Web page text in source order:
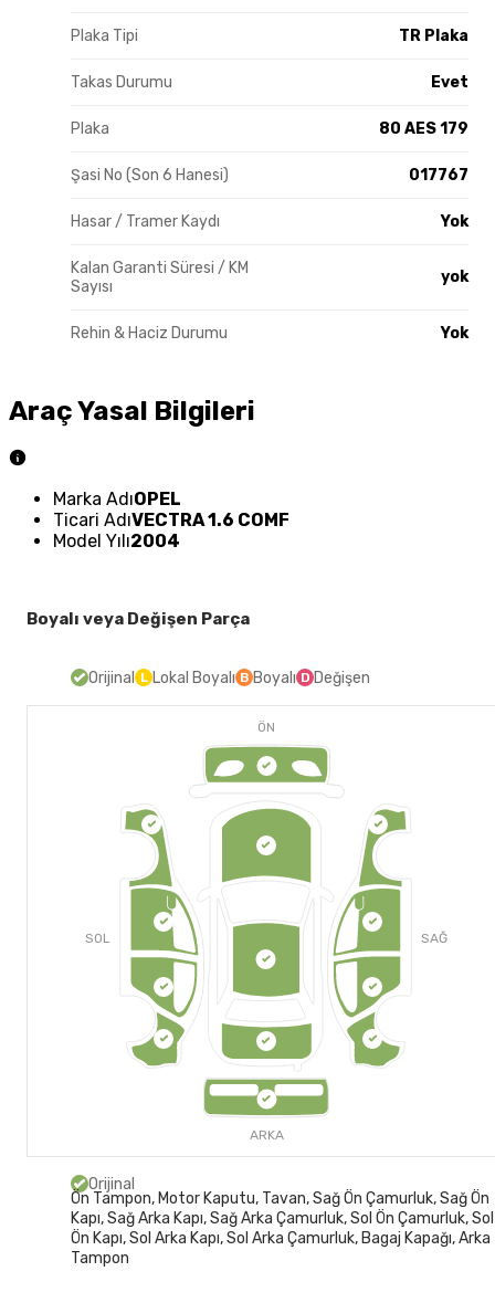
Plaka Tipi TR Plaka
Takas Durumu Evet
Plaka 80 AES 179
Şasi No (Son 6 Hanesi) 017767
Hasar / Tramer Kaydı Yok
Kalan Garanti Süresi / KM
Sayısı
yok
Rehin & Haciz Durumu Yok
Araç Yasal Bilgileri
Marka AdıOPEL
Ticari AdıVECTRA 1.6 COMF
Model Yılı2004
Boyalı veya Değişen Parça
Orijinal L Lokal Boyalı B Boyalı D Değişen
ÖN
SOL SAĞ
ARKA
Orijinal
Ön Tampon, Motor Kaputu, Tavan, Sağ Ön Çamurluk, Sağ Ön
Kapı, Sağ Arka Kapı, Sağ Arka Çamurluk, Sol Ön Çamurluk, Sol
Ön Kapı, Sol Arka Kapı, Sol Arka Çamurluk, Bagaj Kapağı, Arka
Tampon